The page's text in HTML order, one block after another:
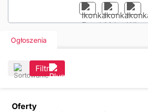
Ogłoszenia
Filtr
Oferty